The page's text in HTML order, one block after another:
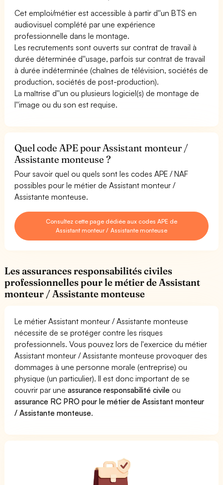
Cet emploi/métier est accessible à partir d''un BTS en
audiovisuel complété par une expérience
professionnelle dans le montage.
Les recrutements sont ouverts sur contrat de travail à
durée déterminée d''usage, parfois sur contrat de travail
à durée indéterminée (chaînes de télévision, sociétés de
production, sociétés de post-production).
La maîtrise d''un ou plusieurs logiciel(s) de montage de
l''image ou du son est requise.
Quel code APE pour Assistant monteur /
Assistante monteuse ?
Pour savoir quel ou quels sont les codes APE / NAF
possibles pour le métier de Assistant monteur /
Assistante monteuse.
Consultez cette page dédiée aux codes APE de
Assistant monteur / Assistante monteuse
Les assurances responsabilités civiles
professionnelles pour le métier de Assistant
monteur / Assistante monteuse
Le métier Assistant monteur / Assistante monteuse
nécessite de se protéger contre les risques
professionnels. Vous pouvez lors de l'exercice du métier
Assistant monteur / Assistante monteuse provoquer des
dommages à une personne morale (entreprise) ou
physique (un particulier). Il est donc important de se
couvrir par uneassurance responsabilité civile ou
assurance RC PRO pour le métier de Assistant monteur
/ Assistante monteuse.